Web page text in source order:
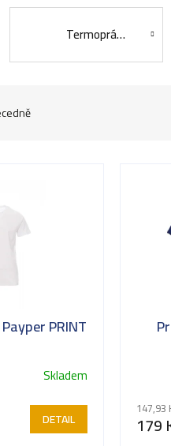
Termoprádlo
PRINT
Skladem
DETAIL
147,93
179